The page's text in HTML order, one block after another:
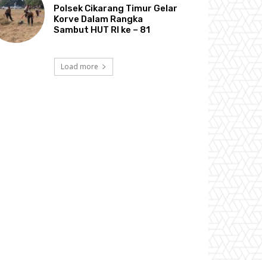
Polsek Cikarang Timur Gelar
Korve Dalam Rangka
Sambut HUT RI ke – 81
Load more